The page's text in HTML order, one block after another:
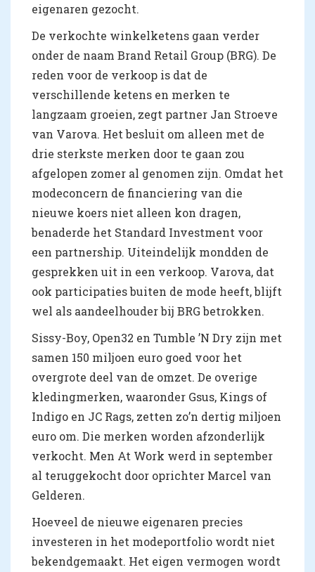
eigenaren gezocht.
De verkochte winkelketens gaan verder
onder de naam Brand Retail Group (BRG). De
reden voor de verkoop is dat de
verschillende ketens en merken te
langzaam groeien, zegt partner Jan Stroeve
van Varova. Het besluit om alleen met de
drie sterkste merken door te gaan zou
afgelopen zomer al genomen zijn. Omdat het
modeconcern de financiering van die
nieuwe koers niet alleen kon dragen,
benaderde het Standard Investment voor
een partnership. Uiteindelijk mondden de
gesprekken uit in een verkoop. Varova, dat
ook participaties buiten de mode heeft, blijft
wel als aandeelhouder bij BRG betrokken.
Sissy-Boy, Open32 en Tumble ’N Dry zijn met
samen 150 miljoen euro goed voor het
overgrote deel van de omzet. De overige
kledingmerken, waaronder Gsus, Kings of
Indigo en JC Rags, zetten zo’n dertig miljoen
euro om. Die merken worden afzonderlijk
verkocht. Men At Work werd in september
al teruggekocht door oprichter Marcel van
Gelderen.
Hoeveel de nieuwe eigenaren precies
investeren in het modeportfolio wordt niet
bekendgemaakt. Het eigen vermogen wordt